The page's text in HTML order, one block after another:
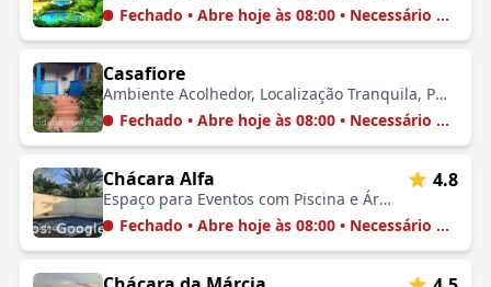
Fechado • Abre hoje às 08:00 • Necessário Agendar
Casafiore
Ambiente Acolhedor, Localização Tranquila, Próximo a Pontos Turísticos, Experiência Personalizada, Contato com a Natureza
Fechado • Abre hoje às 08:00 • Necessário Agendar
Chácara Alfa
Espaço para Eventos com Piscina e Área de Churrasco 🚗🏡🏊🤗
4.8
Fechado • Abre hoje às 08:00 • Necessário Agendar